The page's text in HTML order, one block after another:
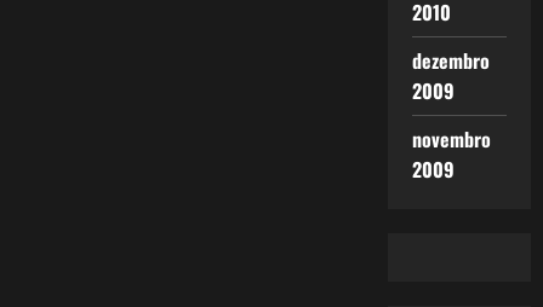
2010
dezembro
2009
novembro
2009